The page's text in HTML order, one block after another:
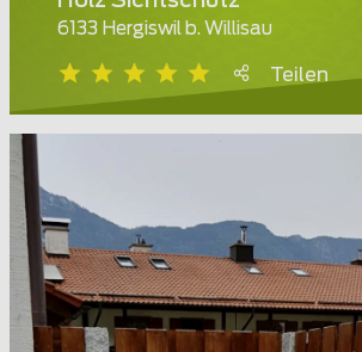
6133 Hergiswil b. Willisau
Teilen